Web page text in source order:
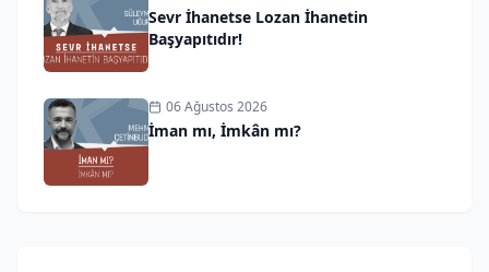
Sevr İhanetse Lozan İhanetin
Başyapıtıdır!
06 Ağustos 2026
İman mı, İmkân mı?